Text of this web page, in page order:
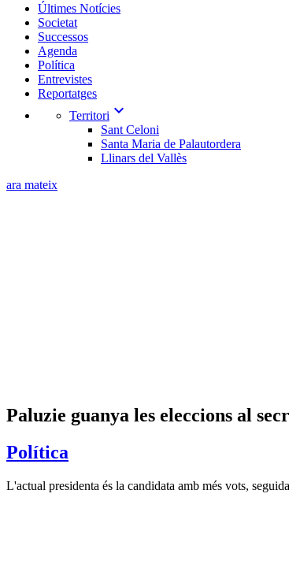
Últimes Notícies
Societat
Successos
Agenda
Política
Entrevistes
Reportatges
Territori expand_more
Sant Celoni
Santa Maria de Palautordera
Llinars del Vallès
ara mateix
Paluzie guanya les eleccions al
Política
L'actual presidenta és la candidata amb més vots,